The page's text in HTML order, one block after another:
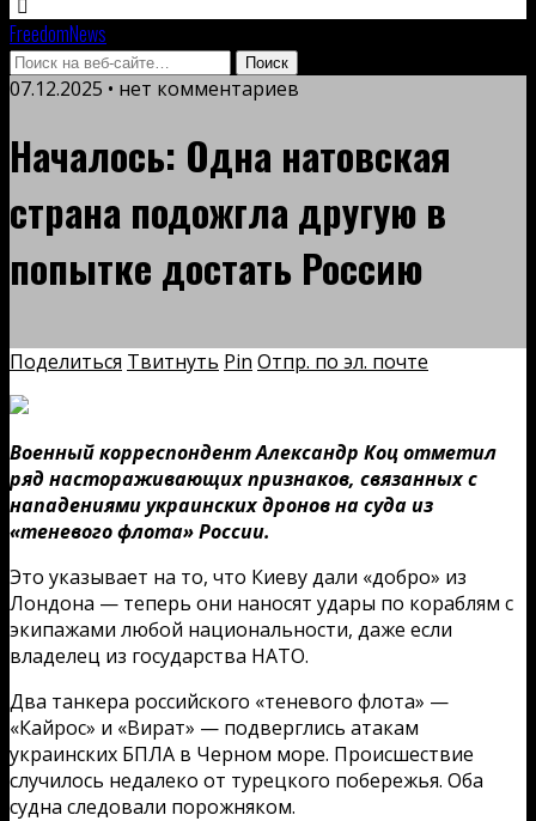
FreedomNews
07.12.2025 • нет комментариев
Началось: Одна натовская
страна подожгла другую в
попытке достать Россию
Поделиться Твитнуть Pin Отпр. по эл. почте
Военный корреспондент Александр Коц отметил
ряд настораживающих признаков, связанных с
нападениями украинских дронов на суда из
«теневого флота» России.
Это указывает на то, что Киеву дали «добро» из
Лондона — теперь они наносят удары по кораблям с
экипажами любой национальности, даже если
владелец из государства НАТО.
Два танкера российского «теневого флота» —
«Кайрос» и «Вират» — подверглись атакам
украинских БПЛА в Черном море. Происшествие
случилось недалеко от турецкого побережья. Оба
судна следовали порожняком.